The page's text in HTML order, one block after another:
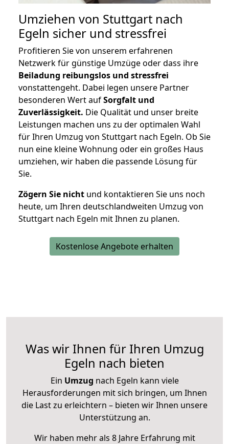
Umziehen von Stuttgart nach
Egeln sicher und stressfrei
Profitieren Sie von unserem erfahrenen
Netzwerk für günstige Umzüge oder dass ihre
Beiladung reibungslos und stressfrei
vonstattengeht. Dabei legen unsere Partner
besonderen Wert aufSorgfalt und
Zuverlässigkeit. Die Qualität und unser breite
Leistungen machen uns zu der optimalen Wahl
für Ihren Umzug von Stuttgart nach Egeln. Ob Sie
nun eine kleine Wohnung oder ein großes Haus
umziehen, wir haben die passende Lösung für
Sie.
Zögern Sie nicht und kontaktieren Sie uns noch
heute, um Ihren deutschlandweiten Umzug von
Stuttgart nach Egeln mit Ihnen zu planen.
Kostenlose Angebote erhalten
Was wir Ihnen für Ihren Umzug
Egeln nach bieten
Ein Umzug nach Egeln kann viele
Herausforderungen mit sich bringen, um Ihnen
die Last zu erleichtern – bieten wir Ihnen unsere
Unterstützung an.
Wir haben mehr als 8 Jahre Erfahrung mit